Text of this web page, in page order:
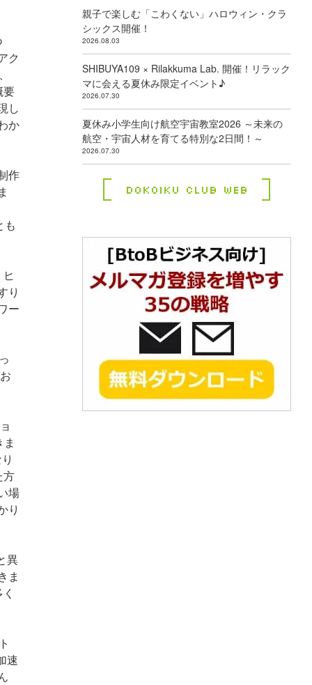
ク
要
し
か
作
も
り
ー
方
場
り
異
ま
速
親子で楽しむ「こわくない」ハロウィン・クラ
シックス開催！
2026.08.03
SHIBUYA109 × Rilakkuma Lab. 開催！リラック
マに会える夏休み限定イベント♪
2026.07.30
夏休み小学生向け航空宇宙教室2026 ～未来の
航空・宇宙人材を育てる特別な2日間！～
2026.07.30
Dokoiku Club Web